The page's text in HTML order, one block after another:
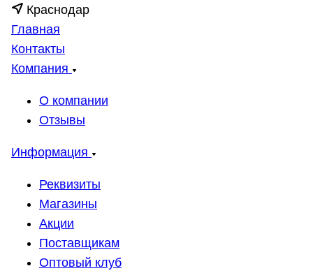
Краснодар
Главная
Контакты
Компания
О компании
Отзывы
Информация
Реквизиты
Магазины
Акции
Поставщикам
Оптовый клуб